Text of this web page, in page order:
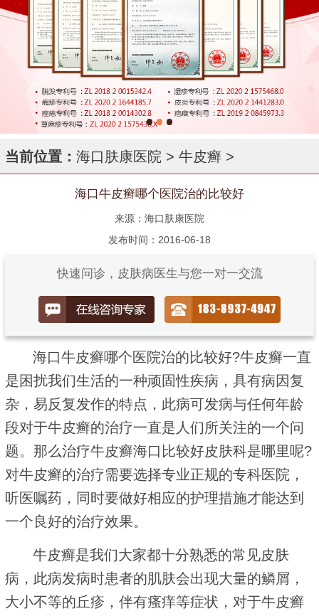
当前位置： 海口肤康医院 > 牛皮癣 >
海口牛皮癣哪个医院治的比较好
来源：海口肤康医院
发布时间：2016-06-18
快速问诊，皮肤病医生与您一对一交流
海口牛皮癣哪个医院治的比较好?牛皮癣一直
是困扰我们生活的一种顽固性疾病，具有病因复
杂，易反复发作的特点，此病可发病与任何年龄
段对于牛皮癣的治疗一直是人们所关注的一个问
题。那么治疗牛皮癣海口比较好皮肤科是哪里呢?
对牛皮癣的治疗需要选择专业正规的专科医院，
听医嘱药，同时要做好相应的护理措施才能达到
一个良好的治疗效果。
牛皮癣是我们大家都十分熟悉的常见皮肤
病，此病发病时患者的肌肤会出现大量的鳞屑，
大小不等的丘疹，伴有瘙痒等症状，对于牛皮癣